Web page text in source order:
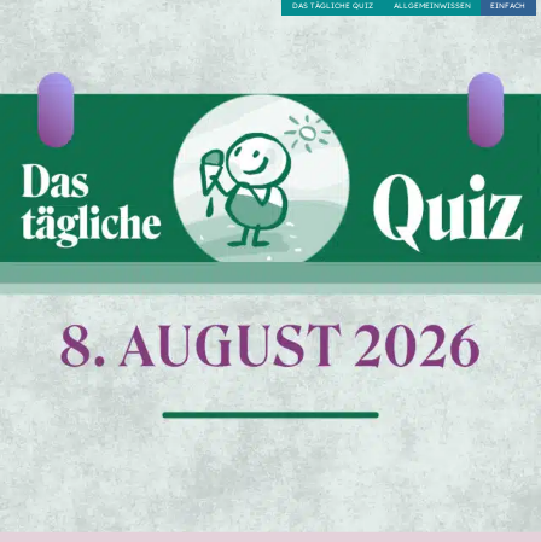
EINFACH
ALLGEMEINWISSEN
DAS TÄGLICHE QUIZ